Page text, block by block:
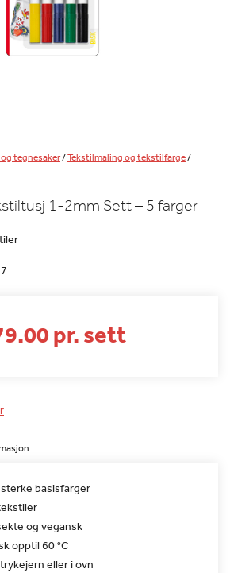
tegnesaker/Tekstilmaling og tekstilfarge/
1-2mm Sett – 5 farger
pr. sett
basisfarger
og vegansk
opptil 60 °C
eller i ovn